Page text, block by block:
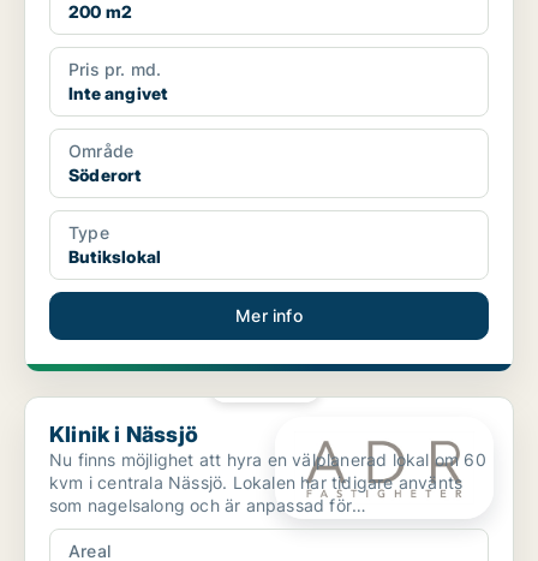
200 m2
Pris pr. md.
Inte angivet
Område
Söderort
Type
Butikslokal
Mer info
Klinik i Nässjö
Klinik i Nässjö
Nu finns möjlighet att hyra en välplanerad lokal om 60
kvm i centrala Nässjö. Lokalen har tidigare använts
som nagelsalong och är anpassad för
skönhetsverksa...
Areal